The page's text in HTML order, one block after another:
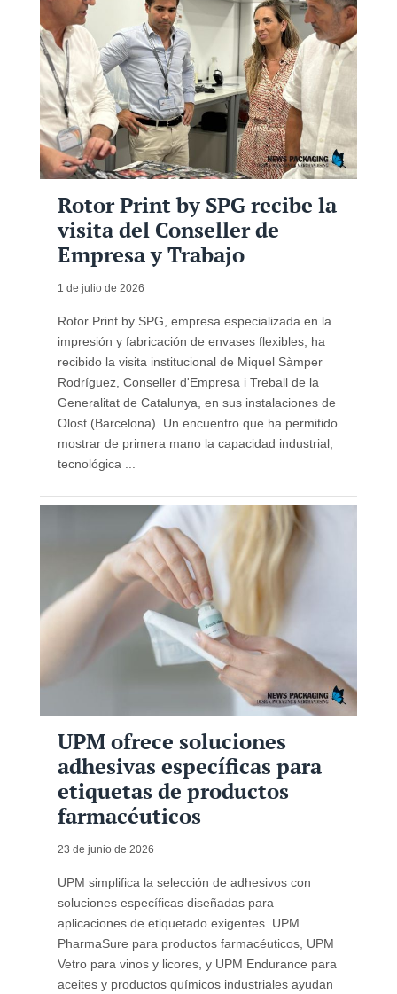
Rotor Print by SPG recibe la
visita del Conseller de
Empresa y Trabajo
1 de julio de 2026
Rotor Print by SPG, empresa especializada en la
impresión y fabricación de envases flexibles, ha
recibido la visita institucional de Miquel Sàmper
Rodríguez, Conseller d'Empresa i Treball de la
Generalitat de Catalunya, en sus instalaciones de
Olost (Barcelona). Un encuentro que ha permitido
mostrar de primera mano la capacidad industrial,
tecnológica ...
UPM ofrece soluciones
adhesivas específicas para
etiquetas de productos
farmacéuticos
23 de junio de 2026
UPM simplifica la selección de adhesivos con
soluciones específicas diseñadas para
aplicaciones de etiquetado exigentes. UPM
PharmaSure para productos farmacéuticos, UPM
Vetro para vinos y licores, y UPM Endurance para
aceites y productos químicos industriales ayudan